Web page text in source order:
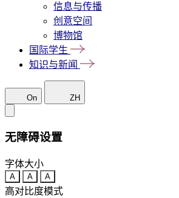
信息与传播
创意空间
博物馆
国际学生
知识与新闻
On ZH
无障碍设置
字体大小
A A A
高对比度模式